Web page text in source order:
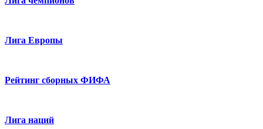
Лига Европы
Рейтинг сборных ФИФА
Лига наций